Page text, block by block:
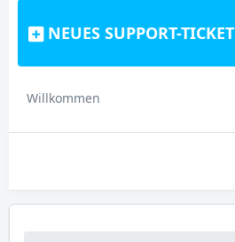
NEUES SUPPORT-TICKET
Willkommen